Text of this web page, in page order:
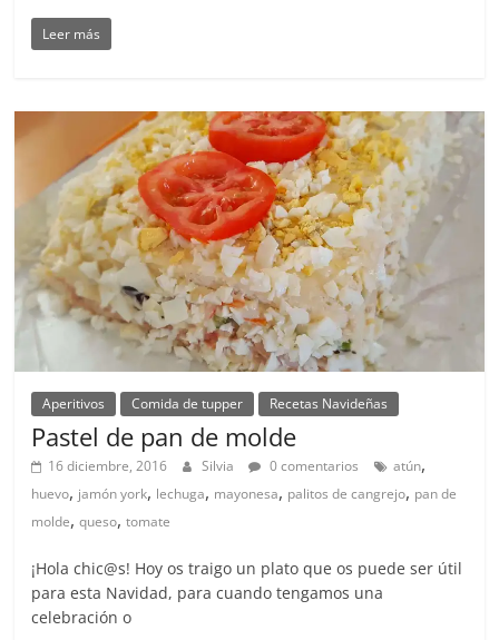
Leer más
Aperitivos Comida de tupper Recetas Navideñas
Pastel de pan de molde
16 diciembre, 2016 Silvia 0 comentarios atún,
huevo, jamón york, lechuga, mayonesa, palitos de cangrejo, pan de
molde,queso,tomate
¡Hola chic@s! Hoy os traigo un plato que os puede ser útil
para esta Navidad, para cuando tengamos una
celebración o